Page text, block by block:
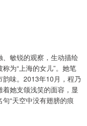
敏锐的观察，生动描绘
为“上海的女儿”。她笔
味。2013年10月，程乃
她支颌浅笑的面容，显
“天空中没有翅膀的痕